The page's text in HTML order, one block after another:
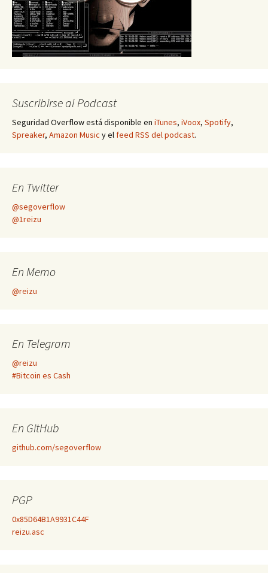
Suscribirse al Podcast
Seguridad Overflow está disponible en iTunes, iVoox, Spotify,
Spreaker, Amazon Music y el feed RSS del podcast.
En Twitter
@segoverflow
@1reizu
En Memo
@reizu
En Telegram
@reizu
#Bitcoin es Cash
En GitHub
github.com/segoverflow
PGP
0x85D64B1A9931C44F
reizu.asc